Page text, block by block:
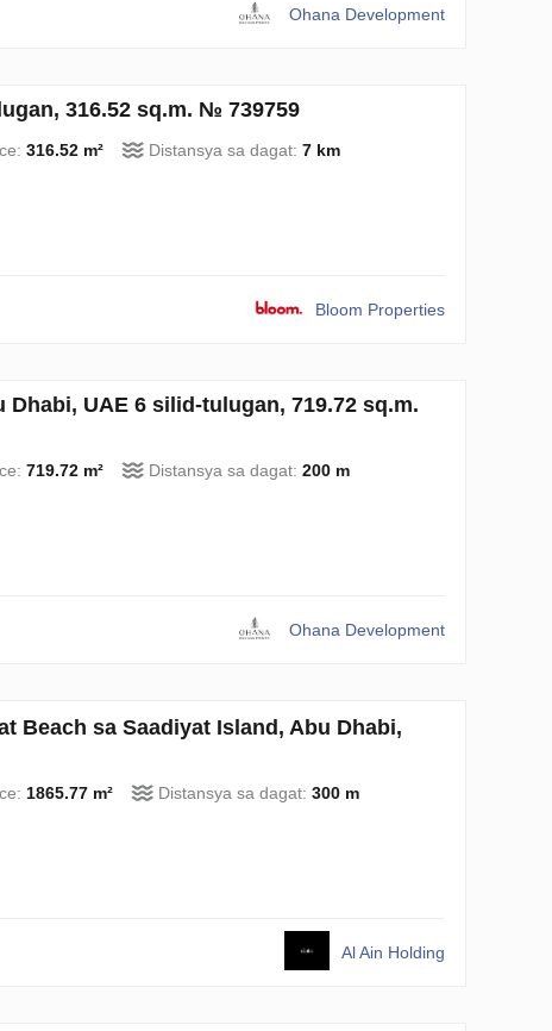
Ohana Development
316.52 sq.m. № 739759
316.52 m² Distansya sa dagat: 7 km
Bloom Properties
UAE 6 silid-tulugan, 719.72 sq.m.
719.72 m² Distansya sa dagat: 200 m
Ohana Development
Beach sa Saadiyat Island, Abu Dhabi,
1865.77 m² Distansya sa dagat: 300 m
Al Ain Holding